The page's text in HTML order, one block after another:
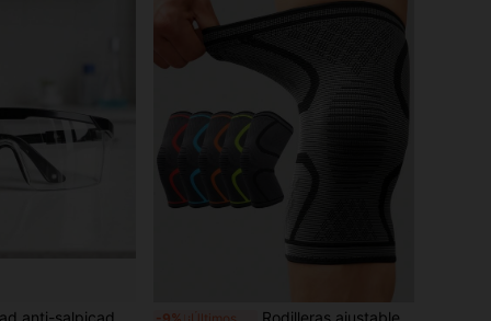
Rodilleras ajustables con agujeros transpirables, rodilleras de nailon, adecuadas para hombres y mujeres, tela de punto, correas antideslizantes para rodillas, mangas para piernas, accesorios esenciales para golf, levantamiento de pesas, gimnasio, voleibol, baloncesto, fútbol, fútbol americano, senderismo y otros deportes